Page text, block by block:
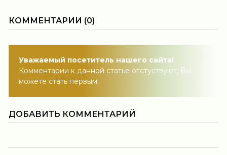
КОММЕНТАРИИ (0)
Уважаемый посетитель нашего сайта!
Комментарии к данной статье отстуствуют, Вы
можете стать первым.
ДОБАВИТЬ КОММЕНТАРИЙ